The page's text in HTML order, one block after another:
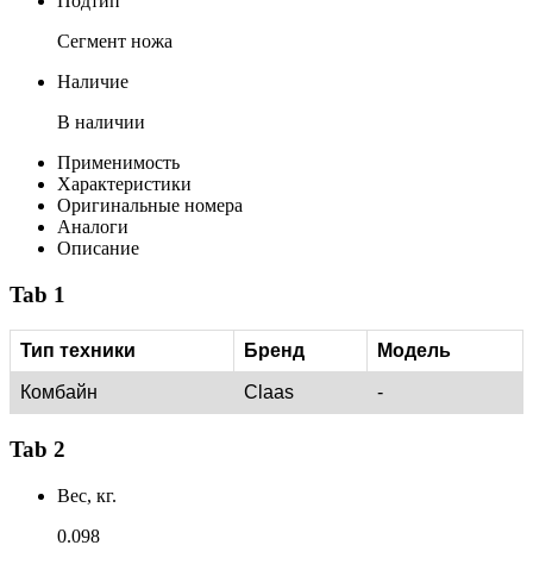
Сегмент ножа
Наличие
В наличии
Применимость
Характеристики
Оригинальные номера
Аналоги
Описание
Tab 1
Тип техники Бренд Модель
Комбайн Claas -
Tab 2
Вес, кг.
0.098